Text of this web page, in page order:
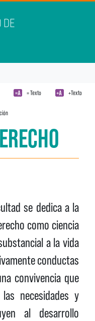
= Texto +Texto
se dedica a la
como ciencia
a la vida
conductas
convivencia que
necesidades y
al desarrollo